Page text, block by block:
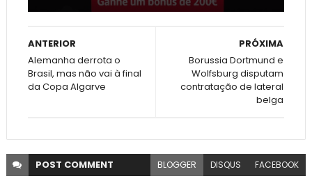
PRÓXIMA
Borussia Dortmund e
Wolfsburg disputam
contratação de lateral
belga
ANTERIOR
Alemanha derrota o
Brasil, mas não vai à final
da Copa Algarve
POST COMMENT BLOGGER DISQUS FACEBOOK